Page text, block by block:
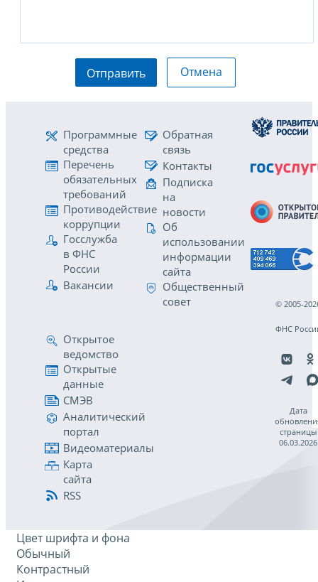
Отправить Отмена
Программные
средства
Перечень
обязательных
требований
Противодействие
коррупции
Госслужба
в ФНС
России
Вакансии
Обратная
связь
Контакты
Подписка
на
новости
Об
использовании
информации
сайта
Общественный
совет
Открытое
ведомство
Открытые
данные
СМЭВ
Аналитический
портал
Видеоматериалы
Карта
сайта
RSS
© 2005-
ФНС
Дата
страницы
06.03.2026
Цвет шрифта и фона
Обычный
Контрастный